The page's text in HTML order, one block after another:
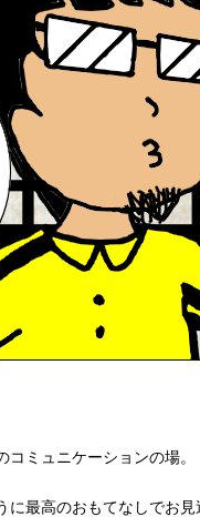
ミュニケーションの場。
最高のおもてなしでお見